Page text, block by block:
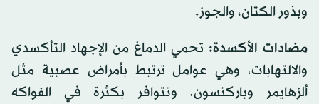
وبذور الكتان، والجوز.
مضادات الأكسدة: تحمي الدماغ من الإجهاد التأكسدي
والالتهابات، وهي عوامل ترتبط بأمراض عصبية مثل
ألزهايمر وباركنسون. وتتوافر بكثرة في الفواكه